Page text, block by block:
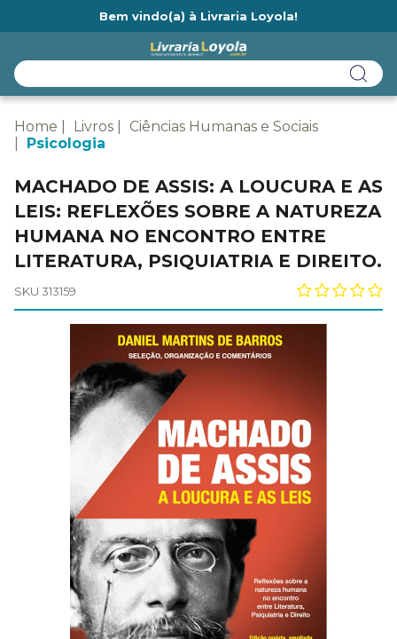
Bem vindo(a) à Livraria Loyola!
Home Livros
Ciências Humanas e Sociais
Psicologia
MACHADO DE ASSIS: A LOUCURA E AS
LEIS: REFLEXÕES SOBRE A NATUREZA
HUMANA NO ENCONTRO ENTRE
LITERATURA, PSIQUIATRIA E DIREITO.
SKU 313159